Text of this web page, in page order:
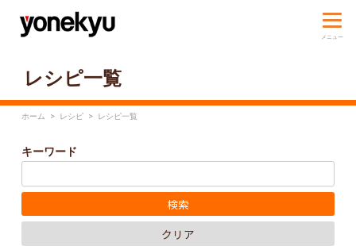
レシピ一覧
ホーム > レシピ > レシピ一覧
キーワード